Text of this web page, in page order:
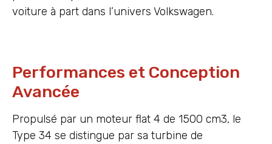
voiture à part dans l’univers Volkswagen.
Performances et Conception
Avancée
Propulsé par un moteur flat 4 de 1500 cm3, le
Type 34 se distingue par sa turbine de